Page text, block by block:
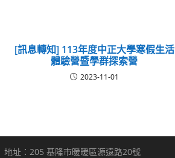
[訊息轉知] 113年度中正大學寒假生活
體驗營暨學群探索營
2023-11-01
地址：205 基隆市暖暖區源遠路20號